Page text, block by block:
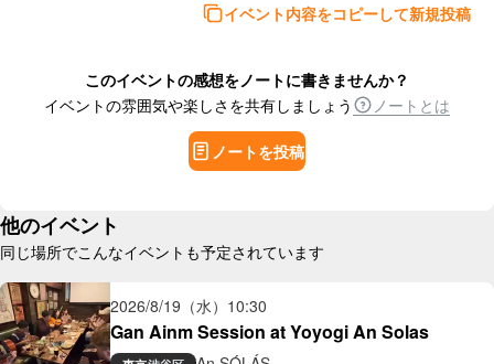
イベント内容をコピーして新規投稿
このイベントの感想をノートに書きませんか？
イベントの雰囲気や楽しさを共有しましょう
ノートとは
ノートを投稿
他のイベント
同じ場所でこんなイベントも予定されています
2026/8/19（水） 10:30
Gan Ainm Session at Yoyogi An Solas